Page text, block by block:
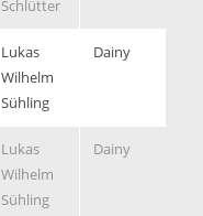
Schlütter
Lukas
Wilhelm
Sühling
Dainy
Lukas
Wilhelm
Sühling
Dainy